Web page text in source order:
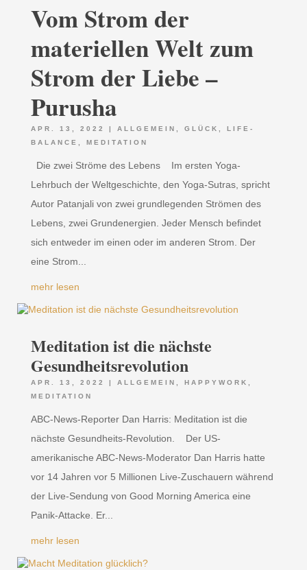
Vom Strom der
materiellen Welt zum
Strom der Liebe –
Purusha
APR. 13, 2022 | ALLGEMEIN GLÜCK
LIFE-
BALANCE
MEDITATION
Die zwei Ströme des Lebens Im ersten Yoga-
Lehrbuch der Weltgeschichte, den Yoga-Sutras, spricht
Autor Patanjali von zwei grundlegenden Strömen des
Lebens, zwei Grundenergien. Jeder Mensch befindet
sich entweder im einen oder im anderen Strom. Der
eine Strom...
mehr lesen
Meditation ist die nächste
Gesundheitsrevolution
APR. 13, 2022 | ALLGEMEIN HAPPYWORK
MEDITATION
ABC-News-Reporter Dan Harris: Meditation ist die
nächste Gesundheits-Revolution. Der US-
amerikanische ABC-News-Moderator Dan Harris hatte
vor 14 Jahren vor 5 Millionen Live-Zuschauern während
der Live-Sendung von Good Morning America eine
Panik-Attacke. Er...
mehr lesen